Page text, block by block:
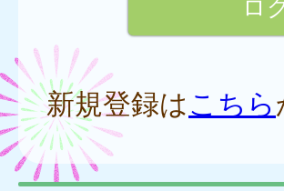
新規登録はこちら